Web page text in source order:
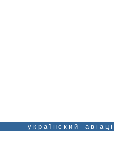
у к р а ї н с к и й а в і а